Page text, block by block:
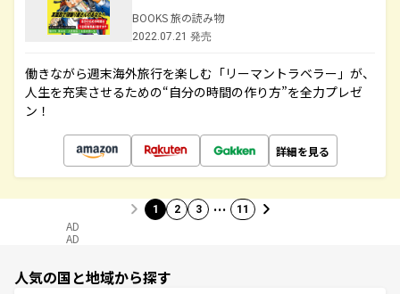
BOOKS 旅の読み物
2022.07.21 発売
働きながら週末海外旅行を楽しむ「リーマントラベラー」が、
人生を充実させるための“自分の時間の作り方”を全力プレゼ
ン！
詳細を見る
1 2 3 … 11
AD
AD
人気の国と地域から探す